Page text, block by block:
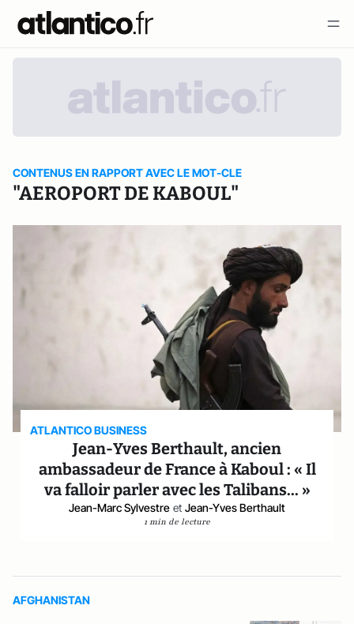
CONTENUS EN RAPPORT AVEC LE MOT-CLE
"AEROPORT DE KABOUL"
ATLANTICO BUSINESS
Jean-Yves Berthault, ancien
ambassadeur de France à Kaboul : « Il
va falloir parler avec les Talibans... »
Jean-Marc Sylvestre et Jean-Yves Berthault
1 min de lecture
AFGHANISTAN